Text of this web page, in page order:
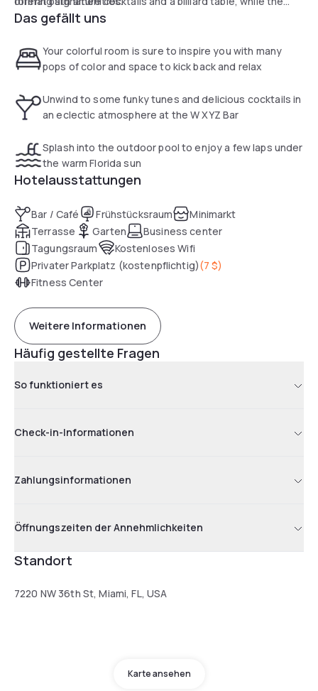
24/7 Re:fuel by Aloft station provides gourmet grab-and-go
24 hours a day, completes the amenities for a stay focused
on both wellness and efficiency.
Das gefällt uns
Your colorful room is sure to inspire you with many
pops of color and space to kick back and relax
Unwind to some funky tunes and delicious cocktails in
an eclectic atmosphere at the W XYZ Bar
Splash into the outdoor pool to enjoy a few laps under
the warm Florida sun
Hotelausstattungen
Bar / Café Frühstücksraum
Minimarkt
Terrasse
Garten
Business center
Tagungsraum
Kostenloses Wifi
Privater Parkplatz (kostenpflichtig)(7 $)
Fitness Center
Weitere Informationen
Häufig gestellte Fragen
So funktioniert es
Check-in-Informationen
Zahlungsinformationen
Öffnungszeiten der Annehmlichkeiten
Standort
7220 NW 36th St, Miami, FL, USA
Karte ansehen